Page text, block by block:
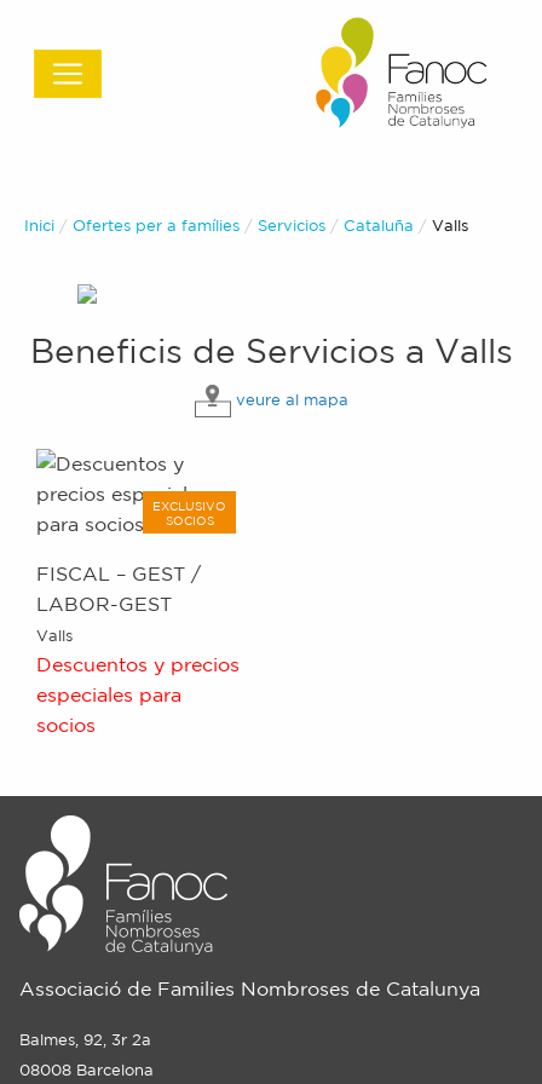
Inici Ofertes per a famílies Servicios Cataluña Actual:
Valls
Beneficis de Servicios a Valls
veure al mapa
EXCLUSIVO
SOCIOS
FISCAL – GEST /
LABOR-GEST
Valls
Descuentos y precios
especiales para
socios
Associació de Families Nombroses de Catalunya
Balmes, 92, 3r 2a
08008 Barcelona